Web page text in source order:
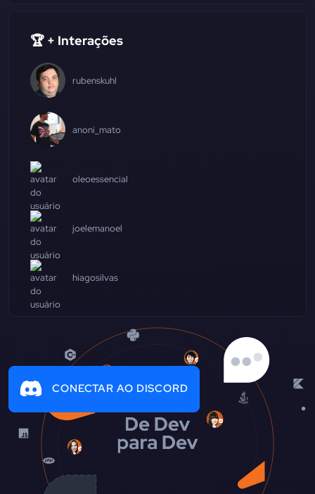
🏆 + Interações
rubenskuhl
anoni_mato
oleoessencial
joelemanoel
hiagosilvas
CONECTAR AO DISCORD